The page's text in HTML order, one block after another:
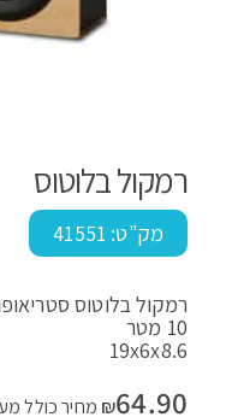
רמקול בלוטוס
מק"ט: 41551
רמקול בלוטוס
10 מטר
19x6x8.6
₪64.90
מחיר כולל